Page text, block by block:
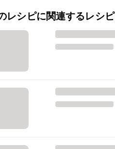
レシピに関連するレシピ